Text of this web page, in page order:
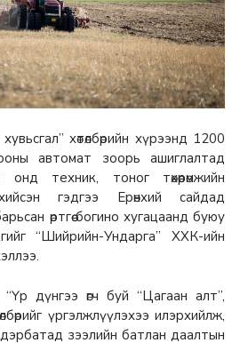
хөтөлбөрийн хүрээнд 1200
автомат зоорь ашиглалтад
техник, тоног төхөөрөмжийн
гэдгээ Ерөнхий сайдад
өртгөө богино хугацаанд буюу
“Шийрийн-Ундарга” ХХК-ийн
дүнгээ өгч буй “Цагаан алт”,
үргэлжлүүлэхээ илэрхийлж,
зээлийн батлан даалтын